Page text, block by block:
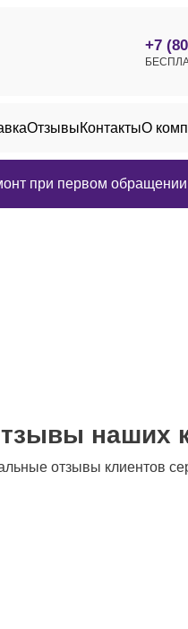
+7
ОтзывыКонтактыО
при первом
наших
отзывы клиентов